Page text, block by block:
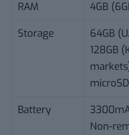
RAM
4GB
Storage
64GB
128GB
Battery
Non-